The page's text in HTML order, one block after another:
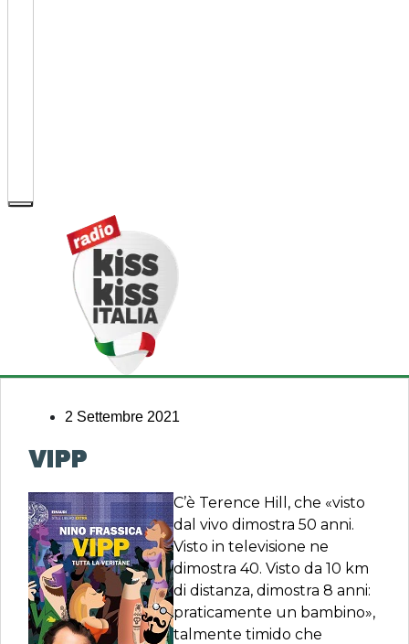
2 Settembre 2021
VIPP
C’è Terence Hill, che «visto
dal vivo dimostra 50 anni.
Visto in televisione ne
dimostra 40. Visto da 10 km
di distanza, dimostra 8 anni:
praticamente un bambino»,
talmente timido che